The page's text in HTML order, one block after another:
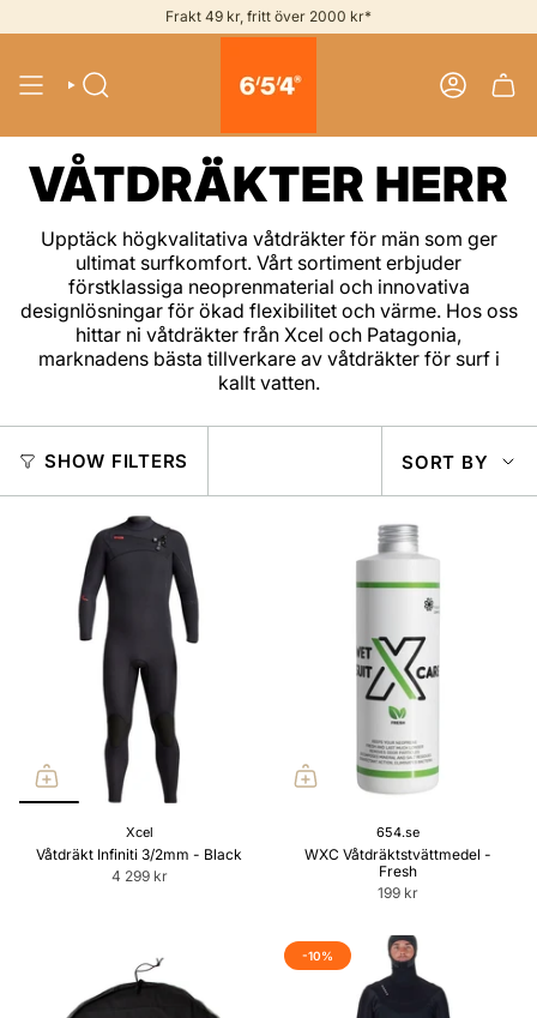
to
Frakt 49 kr, fritt över 2000 kr*
SEARCH ACCOUNT
VÅTDRÄKTER HERR
Upptäck högkvalitativa våtdräkter för män som ger
ultimat surfkomfort. Vårt sortiment erbjuder
förstklassiga neoprenmaterial och innovativa
designlösningar för ökad flexibilitet och värme. Hos oss
hittar ni våtdräkter från Xcel och Patagonia,
marknadens bästa tillverkare av våtdräkter för surf i
kallt vatten.
SHOW FILTERS
BY
SORT BY
Xcel
Våtdräkt Infiniti 3/2mm - Black
4 299 kr
654.se
WXC Våtdräktstvättmedel -
Fresh
199 kr
-10%